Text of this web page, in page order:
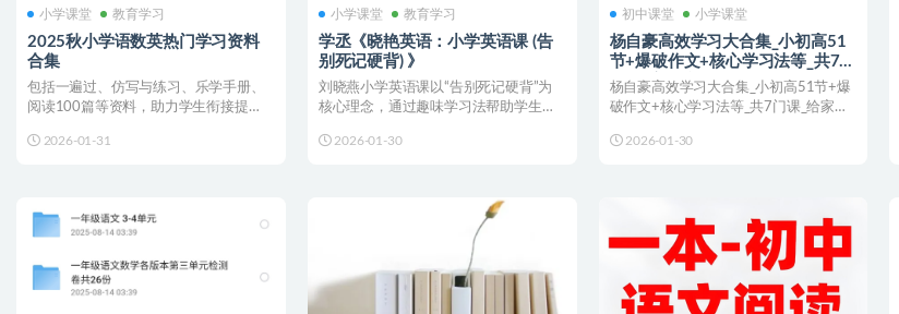
小学课堂 教育学习
2025秋小学语数英热门学习资料
合集
包括一遍过、仿写与练习、乐学手册、
阅读100篇等资料，助力学生衔接提
2026-01-31
小学课堂 教育学习
学丞《晓艳英语：小学英语课 (告
别死记硬背) 》
刘晓燕小学英语课以“告别死记硬背”为
核心理念，通过趣味学习法帮助学生高
2026-01-30
初中课堂 小学课堂
杨自豪高效学习大合集_小初高51
节+爆破作文+核心学习法等_共7门
课_给家长和学生学习
杨自豪高效学习大合集_小初高51节+爆
破作文+核心学习法等_共7门课_给家长
2026-01-30